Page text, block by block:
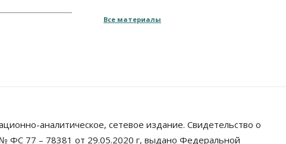
Пенсионеры старше 80 лет в
Власть
Все материалы
аналитическое, сетевое издание. Свидетельство о
ФС 77 – 78381 от 29.05.2020 г, выдано Федеральной